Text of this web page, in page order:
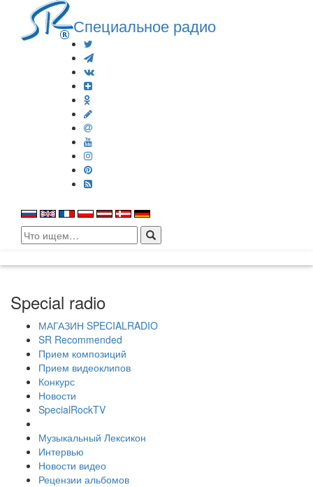
Специальное радио
Search
for:
Special radio
МАГАЗИН SPECIALRADIO
SR Recommended
Прием композиций
Прием видеоклипов
Конкурс
Новости
SpecialRockTV
Музыкальный Лексикон
Интервью
Новости видео
Рецензии альбомов